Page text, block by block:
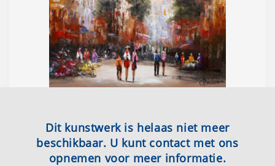
Dit kunstwerk is helaas niet meer
beschikbaar. U kunt contact met ons
opnemen voor meer informatie.